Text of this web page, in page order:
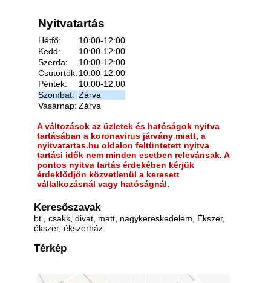
Nyitvatartás
Hétfő:
10:00-12:00
Kedd:
10:00-12:00
Szerda:
10:00-12:00
Csütörtök: 10:00-12:00
Péntek:
10:00-12:00
Szombat: Zárva
Vasárnap: Zárva
A változások az üzletek és hatóságok nyitva
tartásában a koronavirus járvány miatt, a
nyitvatartas.hu oldalon feltüntetett nyitva
tartási idők nem minden esetben relevánsak. A
pontos nyitva tartás érdekében kérjük
érdeklődjön közvetlenül a keresett
vállalkozásnál vagy hatóságnál.
Keresőszavak
bt., csakk, divat, matt, nagykereskedelem, Ékszer,
ékszer, ékszerház
Térkép